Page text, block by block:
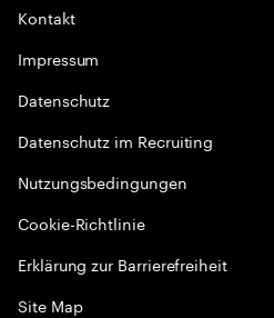
Kontakt
Impressum
Datenschutz
Datenschutz im Recruiting
Nutzungsbedingungen
Cookie-Richtlinie
Erklärung zur Barrierefreiheit
Site Map